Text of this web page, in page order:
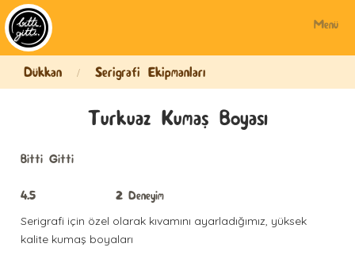
Menü
Dükkan / Serigrafi Ekipmanları
Turkuaz Kumaş Boyası
Bitti Gitti
4.5 2 Deneyim
Serigrafi için özel olarak kıvamını ayarladığımız, yüksek
kalite kumaş boyaları